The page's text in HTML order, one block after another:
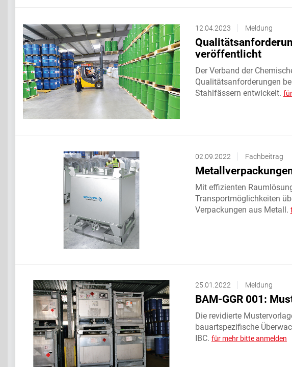
12.04.2023 Meldung
veröffentlicht
Der Verband der
Qualitätsanforderungen
Stahlfässern entwickelt.
02.09.2022 Fachbeitrag
Mit effizienten
Transportmöglichkeiten
Verpackungen aus Metall.
25.01.2022 Meldung
BAM-GGR 001:
Die revidierte
bauartspezifische
IBC. für mehr bitte anmelden